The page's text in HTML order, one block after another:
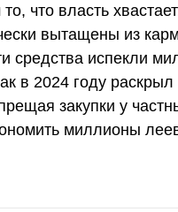
что власть
вытащены из
средства испекли
в 2024 году раскрыл
закупки у
миллионы